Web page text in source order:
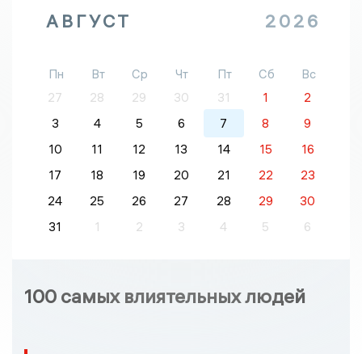
АВГУСТ 2026
Пн Вт Ср Чт Пт Сб
Вс
27
28 29 30 31 1
2
3
4 5 6 7 8
9
10
11 12 13 14 15
16
17
18 19 20 21 22
23
24
25 26 27 28 29
30
31
1 2 3 4 5 6
100 самых влиятельных людей